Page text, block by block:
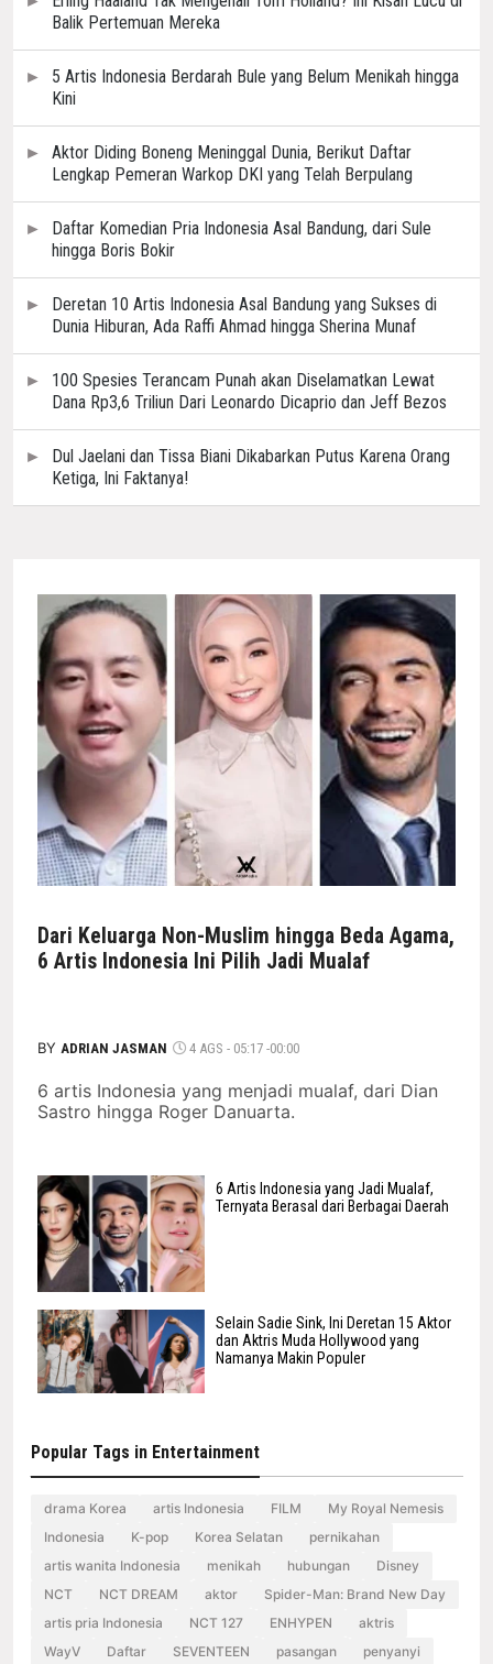
Balik Pertemuan Mereka
5 Artis Indonesia Berdarah Bule yang Belum Menikah hingga
Kini
Aktor Diding Boneng Meninggal Dunia, Berikut Daftar
Lengkap Pemeran Warkop DKI yang Telah Berpulang
Daftar Komedian Pria Indonesia Asal Bandung, dari Sule
hingga Boris Bokir
Deretan 10 Artis Indonesia Asal Bandung yang Sukses di
Dunia Hiburan, Ada Raffi Ahmad hingga Sherina Munaf
100 Spesies Terancam Punah akan Diselamatkan Lewat
Dana Rp3,6 Triliun Dari Leonardo Dicaprio dan Jeff Bezos
Dul Jaelani dan Tissa Biani Dikabarkan Putus Karena Orang
Ketiga, Ini Faktanya!
Dari Keluarga Non-Muslim hingga Beda Agama,
6 Artis Indonesia Ini Pilih Jadi Mualaf
BYADRIAN JASMAN 4 AGS - 05:17 -00:00
6 artis Indonesia yang menjadi mualaf, dari Dian
Sastro hingga Roger Danuarta.
6 Artis Indonesia yang Jadi Mualaf,
Ternyata Berasal dari Berbagai Daerah
Selain Sadie Sink, Ini Deretan 15 Aktor
dan Aktris Muda Hollywood yang
Namanya Makin Populer
Popular Tags in Entertainment
drama Korea artis Indonesia FILM
My Royal Nemesis
Indonesia
K-pop Korea Selatan
pernikahan
artis wanita Indonesia
menikah hubungan
Disney
NCT
NCT DREAM aktor
Spider-Man: Brand New Day
artis pria Indonesia
NCT 127 ENHYPEN
aktris
WayV
Daftar SEVENTEEN pasangan
penyanyi